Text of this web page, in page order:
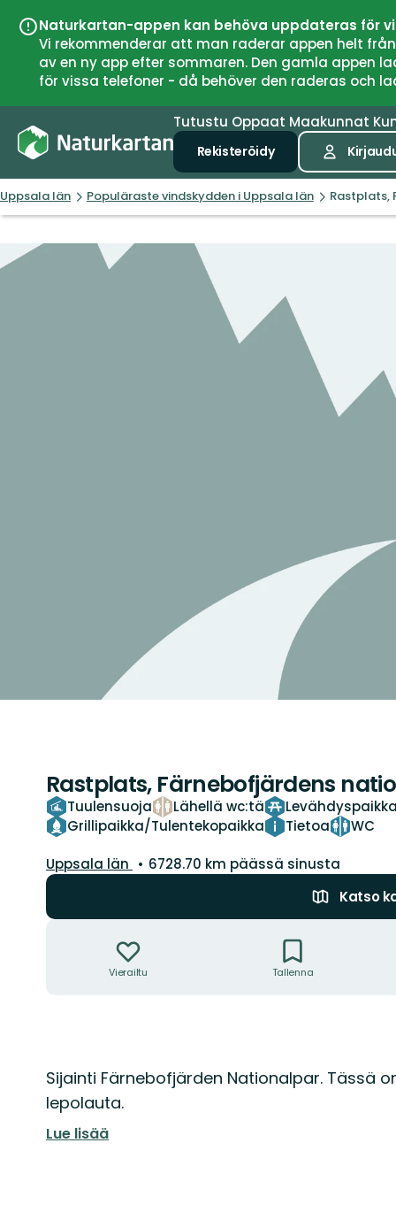
Naturkartan-appen kan behöva uppdateras för
Vi rekommenderar att man raderar appen helt
av en ny app efter sommaren. Den gamla
för vissa telefoner - då behöver den raderas och
Tutustu Oppaat Maakunnat
Rekisteröidy
Uppsala län Populäraste vindskydden i Uppsala län Rastplats,
Rastplats, Färnebofjärdens
Tuulensuoja Lähellä wc:tä
Levähdyspaikka
Grillipaikka/Tulentekopaikka
Tietoa WC
Kunta:
Uppsala län
6728.70 km päässä sinusta
Katso
Vierailtu Tallenna
Kuvaus
Sijainti Färnebofjärden Nationalpar. Tässä
lepolauta.
Lue lisää